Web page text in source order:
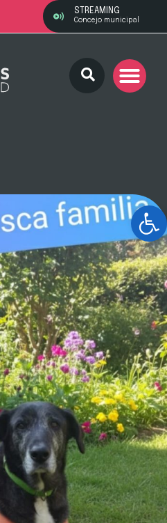
STREAMING
Concejo municipal